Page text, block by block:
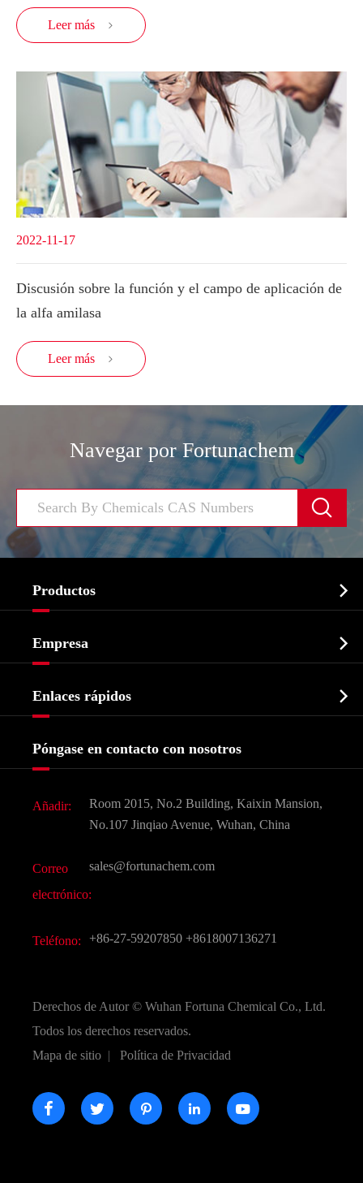
Leer más 
2022-11-17
Discusión sobre la función y el campo de aplicación de
la alfa amilasa
Leer más 
Navegar por Fortunachem

Productos 
Bioquímico
Agroquímicos e intermedios
Ingredientes Cosméticos
Sabores y fragancias
CAS químico
Todos los productos químicos finos
Empresa 
Historia de la empresa
Enlaces rápidos 
Preguntas frecuentes (FAQ)
Póngase en contacto con nosotros
Añadir:
Room 2015, No.2 Building, Kaixin Mansion,
No.107 Jinqiao Avenue, Wuhan, China
Correo
electrónico:
sales@fortunachem.com
Teléfono: +86-27-59207850 +8618007136271
Derechos de Autor © Wuhan Fortuna Chemical Co., Ltd.
Todos los derechos reservados.
Mapa de sitio | Política de Privacidad
    